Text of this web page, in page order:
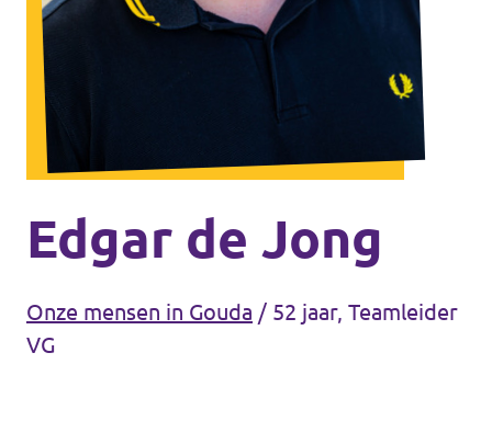
Communities
Delft
Den Haag
Leiden
Leidschendam-Voorburg
Rotterdam
Agenda
Edgar de Jong
Onze mensen in Gouda / 52 jaar, Teamleider
VG